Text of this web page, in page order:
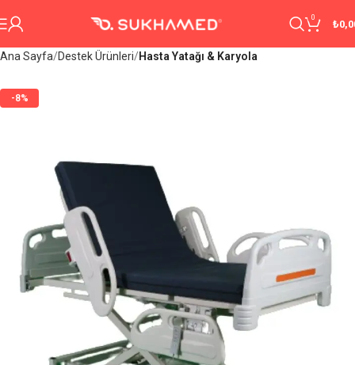
0
₺
Ana Sayfa Destek Ürünleri Hasta Yatağı & Karyola
-8%